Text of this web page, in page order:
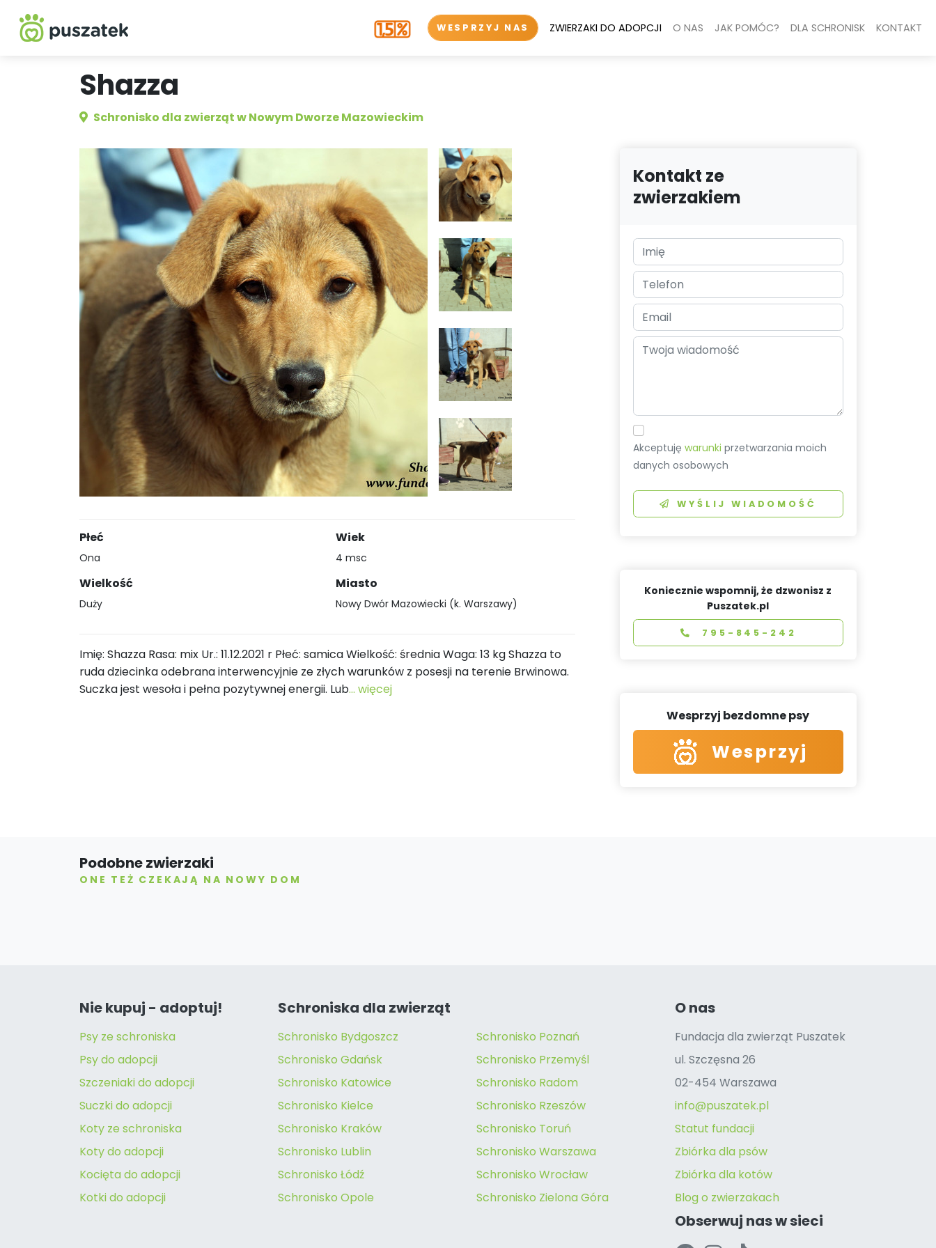
WESPRZYJ NAS ZWIERZAKI DO ADOPCJI O NAS JAK POMÓC? DLA SCHRONISK KONTAKT
Shazza
Schronisko dla zwierząt w Nowym Dworze Mazowieckim
Płeć
Ona
Wielkość
Duży
Wiek
4 msc
Miasto
Nowy Dwór Mazowiecki (k. Warszawy)
Imię: Shazza Rasa: mix Ur.: 11.12.2021 r Płeć: samica Wielkość: średnia Waga: 13 kg Shazza to
ruda dziecinka odebrana interwencyjnie ze złych warunków z posesji na terenie Brwinowa.
Suczka jest wesoła i pełna pozytywnej energii. Lub... więcej
Kontakt ze
zwierzakiem
Akceptujęwarunki przetwarzania moich
danych osobowych
WYŚLIJ WIADOMOŚĆ
Koniecznie wspomnij, że dzwonisz z
Puszatek.pl
795-845-242
Wesprzyj bezdomne psy
Wesprzyj
Podobne zwierzaki
ONE TEŻ CZEKAJĄ NA NOWY DOM
Nie kupuj - adoptuj!
Psy ze schroniska
Psy do adopcji
Szczeniaki do adopcji
Suczki do adopcji
Koty ze schroniska
Koty do adopcji
Kocięta do adopcji
Kotki do adopcji
Schroniska dla zwierząt
Schronisko Bydgoszcz
Schronisko Gdańsk
Schronisko Katowice
Schronisko Kielce
Schronisko Kraków
Schronisko Lublin
Schronisko Łódź
Schronisko Opole
Schronisko Poznań
Schronisko Przemyśl
Schronisko Radom
Schronisko Rzeszów
Schronisko Toruń
Schronisko Warszawa
Schronisko Wrocław
Schronisko Zielona Góra
O nas
Fundacja dla zwierząt Puszatek
ul. Szczęsna 26
02-454 Warszawa
info@puszatek.pl
Statut fundacji
Zbiórka dla psów
Zbiórka dla kotów
Blog o zwierzakach
Obserwuj nas w sieci